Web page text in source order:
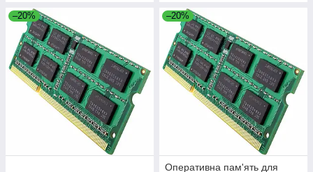
–20% –20%
Оперативна пам'ять для